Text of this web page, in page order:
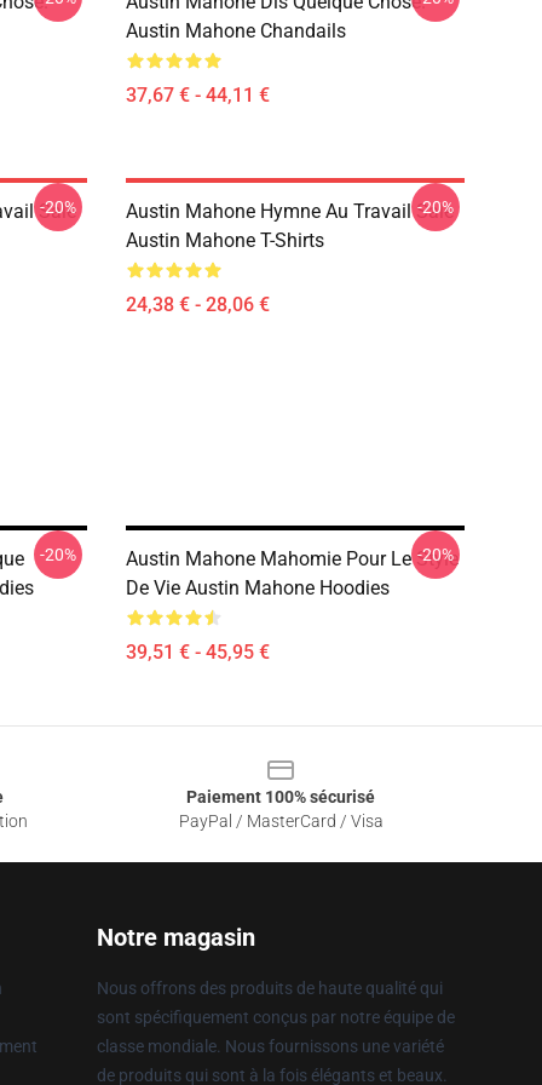
Austin Mahone Chandails
37,67 € - 44,11 €
Sale
-20%
Austin Mahone Hymne Au Travail Sale
Austin Mahone T-Shirts
24,38 € - 28,06 €
-20%
-20%
Austin Mahone Mahomie Pour Le Style
De Vie Austin Mahone Hoodies
39,51 € - 45,95 €
-20%
Paiement 100% sécurisé
PayPal / MasterCard / Visa
Notre magasin
Nous offrons des produits de haute qualité qui
sont spécifiquement conçus par notre équipe de
classe mondiale. Nous fournissons une variété
de produits qui sont à la fois élégants et beaux.